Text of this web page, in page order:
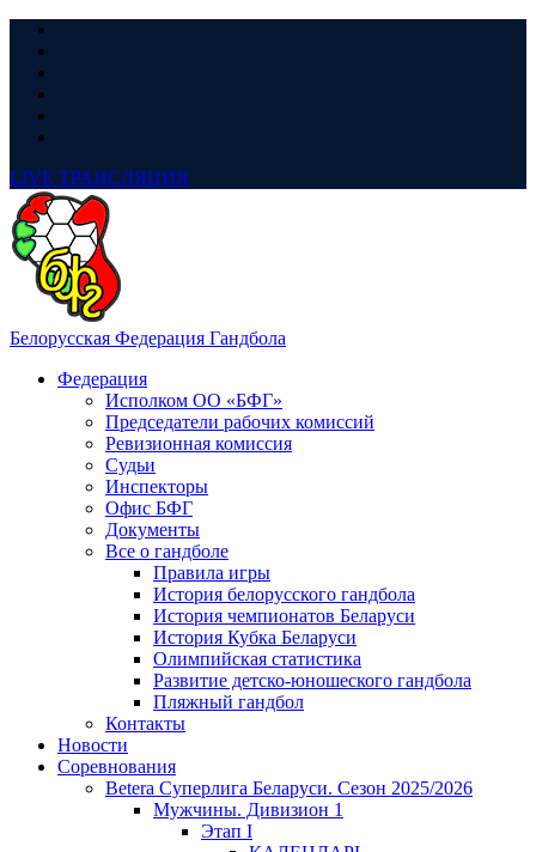
LIVE ТРАНСЛЯЦИЯ
Белорусская Федерация Гандбола
Федерация
Исполком ОО «БФГ»
Председатели рабочих комиссий
Ревизионная комиссия
Судьи
Инспекторы
Офис БФГ
Документы
Все о гандболе
Правила игры
История белорусского гандбола
История чемпионатов Беларуси
История Кубка Беларуси
Олимпийская статистика
Развитие детско-юношеского гандбола
Пляжный гандбол
Контакты
Новости
Соревнования
Betera Суперлига Беларуси. Сезон 2025/2026
Мужчины. Дивизион 1
Этап I